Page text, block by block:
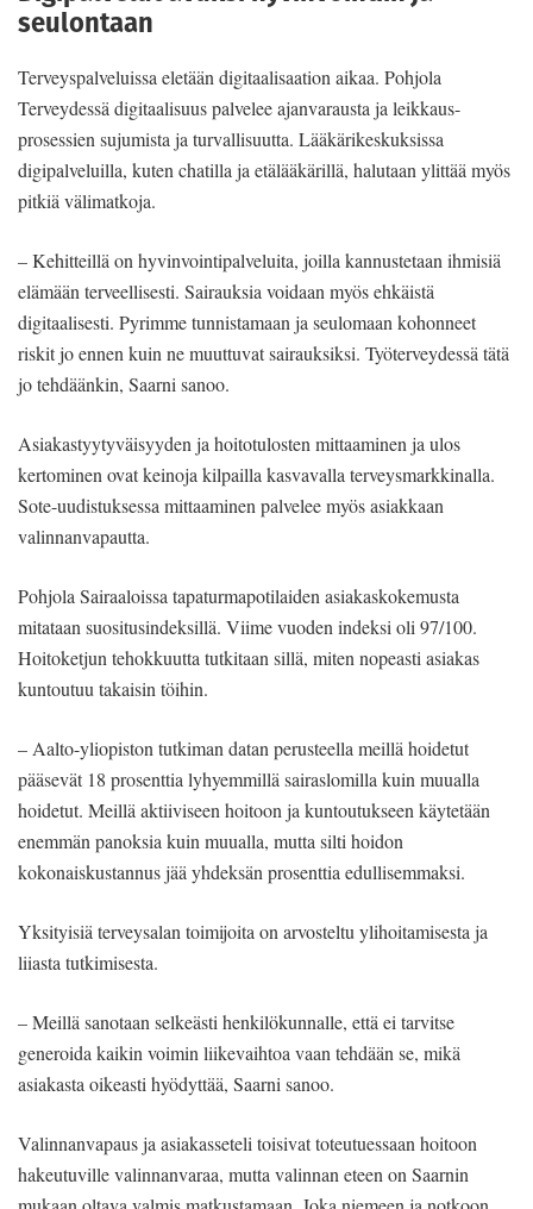
seulontaan
Terveyspalveluissa eletään digitaalisaation aikaa. Pohjola
Terveydessä digitaalisuus palvelee ajanvarausta ja leikkaus-
prosessien sujumista ja turvallisuutta. Lääkärikeskuksissa
digipalveluilla, kuten chatilla ja etälääkärillä, halutaan ylittää myös
pitkiä välimatkoja.
– Kehitteillä on hyvinvointipalveluita, joilla kannustetaan ihmisiä
elämään terveellisesti. Sairauksia voidaan myös ehkäistä
digitaalisesti. Pyrimme tunnistamaan ja seulomaan kohonneet
riskit jo ennen kuin ne muuttuvat sairauksiksi. Työterveydessä tätä
jo tehdäänkin, Saarni sanoo.
Asiakastyytyväisyyden ja hoitotulosten mittaaminen ja ulos
kertominen ovat keinoja kilpailla kasvavalla terveysmarkkinalla.
Sote-uudistuksessa mittaaminen palvelee myös asiakkaan
valinnanvapautta.
Pohjola Sairaaloissa tapaturmapotilaiden asiakaskokemusta
mitataan suositusindeksillä. Viime vuoden indeksi oli 97/100.
Hoitoketjun tehokkuutta tutkitaan sillä, miten nopeasti asiakas
kuntoutuu takaisin töihin.
– Aalto-yliopiston tutkiman datan perusteella meillä hoidetut
pääsevät 18 prosenttia lyhyemmillä sairaslomilla kuin muualla
hoidetut. Meillä aktiiviseen hoitoon ja kuntoutukseen käytetään
enemmän panoksia kuin muualla, mutta silti hoidon
kokonaiskustannus jää yhdeksän prosenttia edullisemmaksi.
Yksityisiä terveysalan toimijoita on arvosteltu ylihoitamisesta ja
liiasta tutkimisesta.
– Meillä sanotaan selkeästi henkilökunnalle, että ei tarvitse
generoida kaikin voimin liikevaihtoa vaan tehdään se, mikä
asiakasta oikeasti hyödyttää, Saarni sanoo.
Valinnanvapaus ja asiakasseteli toisivat toteutuessaan hoitoon
hakeutuville valinnanvaraa, mutta valinnan eteen on Saarnin